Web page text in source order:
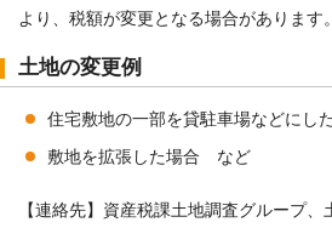
より、税額が変更となる場合があります
土地の変更例
住宅敷地の一部を貸駐車場などにし
敷地を拡張した場合 など
【連絡先】資産税課土地調査グループ